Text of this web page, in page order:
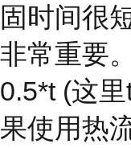
固时间很
非常重要
0.5*t (这
果使用热